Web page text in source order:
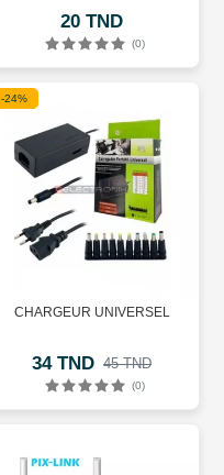
20 TND
(0)
-24%
CHARGEUR UNIVERSEL
34 TND 45 TND
(0)